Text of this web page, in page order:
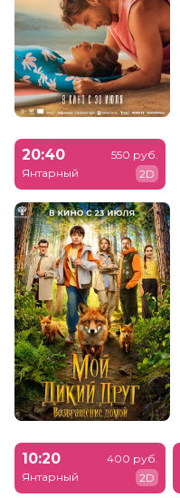
20:40
Янтарный
550 руб.
2D
10:20
Янтарный
400 руб.
2D